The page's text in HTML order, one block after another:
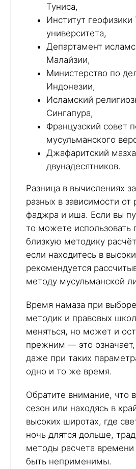
Туниса,
Институт геофизики
университета,
Департамент
Малайзии,
Министерство по
Индонезии,
Исламский
Сингапура,
Французский совет
мусульманского
Джафаритский
двунадесятников.
Разница в вычислениях
разных в зависимости от
фаджра и иша. Если вы
то можете использовать
близкую методику
если находитесь в
рекомендуется
методу мусульманской
Время намаза при
методик и правовых
меняться, но может и
прежним — это
даже при таких
одно и то же время.
Обратите внимание, что
сезон или находясь в
высоких широтах, где
ночь длятся дольше,
методы расчета времени
быть неприменимы.